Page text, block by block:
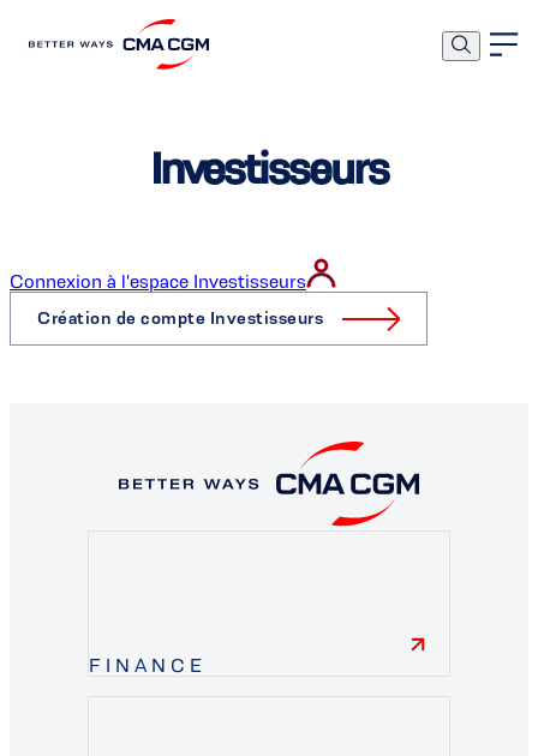
Investisseurs
Connexion à l'espace Investisseurs
Création de compte Investisseurs
FINANCE